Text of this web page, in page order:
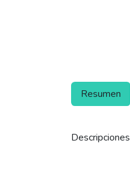
Resumen
Descripciones